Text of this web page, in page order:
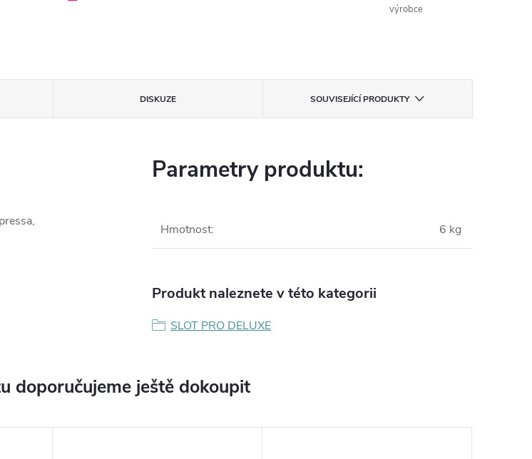
výrobce
DISKUZE SOUVISEJÍCÍ PRODUKTY
Parametry produktu:
Hmotnost: 6 kg
Produkt naleznete v této kategorii
SLOT PRO DELUXE
doporučujeme ještě dokoupit